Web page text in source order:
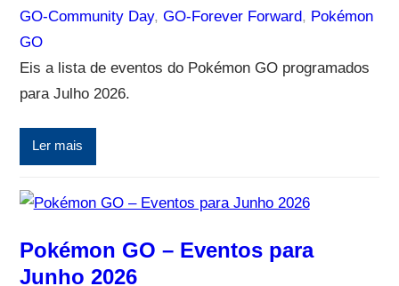
GO-Community Day, GO-Forever Forward, Pokémon
GO
Eis a lista de eventos do Pokémon GO programados
para Julho 2026.
Ler mais
Pokémon GO – Eventos para
Junho 2026